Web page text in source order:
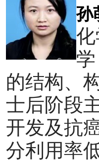
孙
的结构、
士后阶段
开发及抗
分利用率